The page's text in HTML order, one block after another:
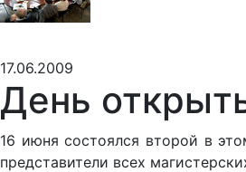
17.06.2009
День
16 июня состоялся второй в
представители всех